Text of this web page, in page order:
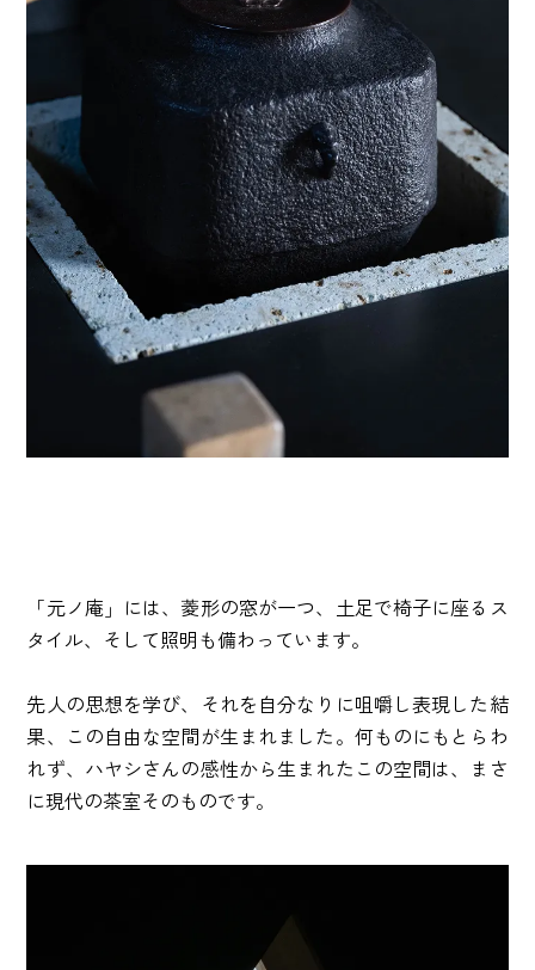
「元ノ庵」には、菱形の窓が一つ、土足で椅子に座るス
タイル、そして照明も備わっています。
先人の思想を学び、それを自分なりに咀嚼し表現した結
果、この自由な空間が生まれました。何ものにもとらわ
れず、ハヤシさんの感性から生まれたこの空間は、まさ
に現代の茶室そのものです。